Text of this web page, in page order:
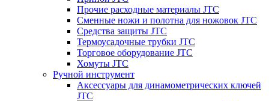
Прочие расходные материалы JTC
Сменные ножи и полотна для ножовок JTC
Средства защиты JTC
Термоусадочные трубки JTC
Торговое оборудование JTC
Хомуты JTC
Ручной инструмент
Аксессуары для динамометрических ключей
JTC